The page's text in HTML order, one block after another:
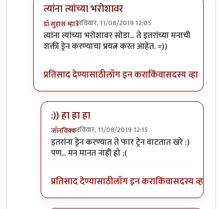
त्यांना त्यांच्या भरोशावर
डॉ सुहास म्हात्रेरविवार, 11/08/2019 12:05
In reply toएकदा गोळ्या घेतल्या आहेत ? काय बोलता ?
त्यांना त्यांच्या भरोशावर सोडा... ते इतरांच्या मनाची
शक्ती ड्रेन करण्याचा प्रयत्न करत आहेत. =))
प्रतिसाद देण्यासाठीलॉग इन कराकिंवासदस्य व्हा
:)) हा हा हा
जॉनविक्करविवार, 11/08/2019 12:15
In reply toत्यांना त्यांच्या भरोशावरbyडॉ सुहास म्हात्रे
इतरांना ड्रेन करण्यात ते फार ट्रेन वाटतात खरे :)
पण... मन मानत नाही हो ;(
प्रतिसाद देण्यासाठीलॉग इन कराकिंवासदस्य व्हा